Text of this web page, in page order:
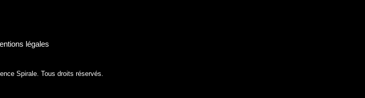
légales
Spirale. Tous droits réservés.